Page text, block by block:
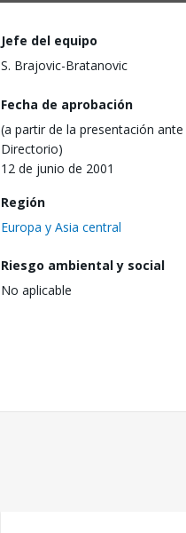
Jefe del equipo
S. Brajovic-Bratanovic
Fecha de aprobación
(a partir de la presentación ante
Directorio)
12 de junio de 2001
Región
Europa y Asia central
Riesgo ambiental y social
No aplicable